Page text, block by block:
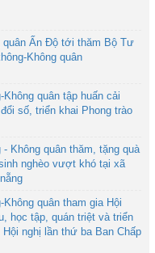
Ấn Độ tới thăm Bộ Tư
Không quân
quân tập huấn cải
số, triển khai Phong trào
Không quân thăm, tặng quà
nghèo vượt khó tại xã
quân tham gia Hội
học tập, quán triệt và triển
nghị lần thứ ba Ban Chấp